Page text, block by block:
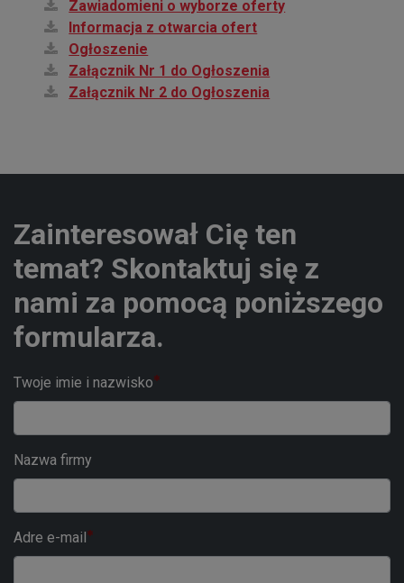
Zawiadomieni o wyborze oferty
Informacja z otwarcia ofert
Ogłoszenie
Załącznik Nr 1 do Ogłoszenia
Załącznik Nr 2 do Ogłoszenia
Zainteresował Cię ten
temat? Skontaktuj się z
nami za pomocą poniższego
formularza.
Twoje imie i nazwisko
Nazwa firmy
Adre e-mail